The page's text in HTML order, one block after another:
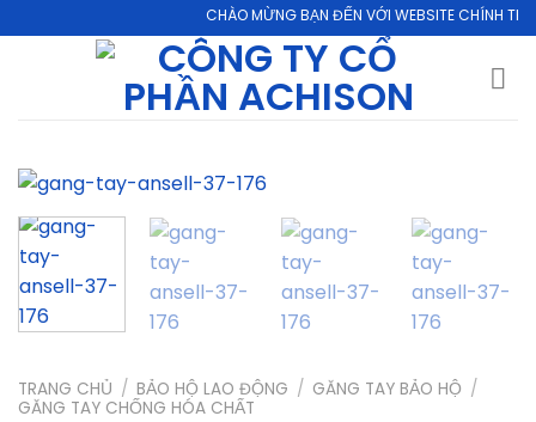
to
CHÀO MỪNG BẠN ĐẾN VỚI WEBSITE CHÍNH THỨC
TRANG CHỦ / BẢO HỘ LAO ĐỘNG / GĂNG TAY BẢO HỘ /
GĂNG TAY CHỐNG HÓA CHẤT